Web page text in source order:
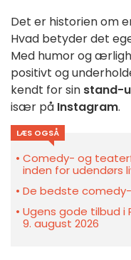
Det er historien om
Hvad betyder det
Med humor og
positivt og
kendt for sin stand-
især på Instagram.
LÆS OGSÅ
Comedy- og
inden for udendørs
De bedste
Ugens gode tilbud i
9. august 2026